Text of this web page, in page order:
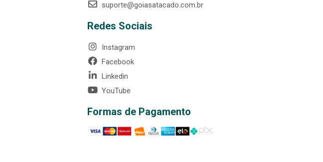
suporte@goiasatacado.com.br
Redes Sociais
Instagram
Facebook
Linkedin
YouTube
Formas de Pagamento